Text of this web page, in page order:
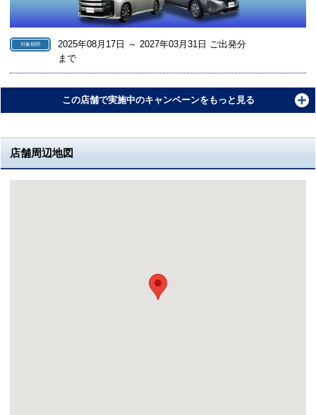
対象期間
2025年08月17日 ～ 2027年03月31日 ご出発分
まで
この店舗で実施中のキャンペーンをもっと見る
店舗周辺地図